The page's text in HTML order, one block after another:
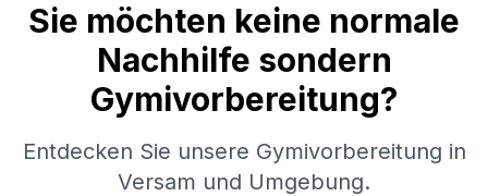
Sie möchten keine normale
Nachhilfe sondern
Gymivorbereitung?
Entdecken Sie unsere Gymivorbereitung in
Versam und Umgebung.